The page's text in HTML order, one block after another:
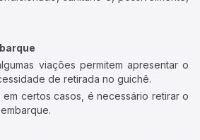
viações permitem apresentar o
de retirada no guichê.
em certos casos, é necessário retirar o